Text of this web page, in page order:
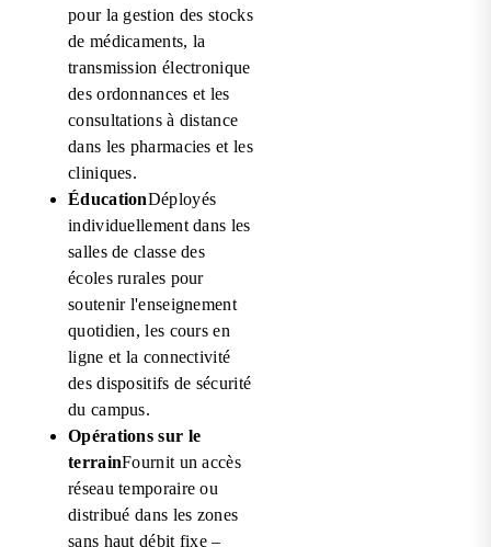
pour la gestion des stocks
de médicaments, la
transmission électronique
des ordonnances et les
consultations à distance
dans les pharmacies et les
cliniques.
ÉducationDéployés
individuellement dans les
salles de classe des
écoles rurales pour
soutenir l'enseignement
quotidien, les cours en
ligne et la connectivité
des dispositifs de sécurité
du campus.
Opérations sur le
terrainFournit un accès
réseau temporaire ou
distribué dans les zones
sans haut débit fixe –